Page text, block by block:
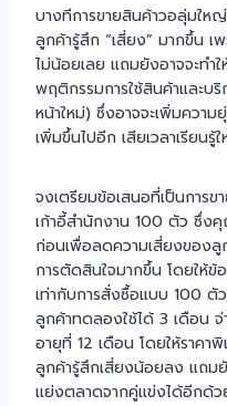
บางทีการขายสินค้าวอลุ่มใ
ลูกค้ารู้สึก “เสี่ยง” มากขึ้น เ
ไม่น้อยเลย แถมยังอาจจะทำ
พฤติกรรมการใช้สินค้าและบ
หน้าใหม่) ซึ่งอาจจะเพิ่มความ
เพิ่มขึ้นไปอีก เสียเวลาเรียนรู้
จงเตรียมข้อเสนอที่เป็นการ
เก้าอี้สำนักงาน 100 ตัว ซึ่ง
ก่อนเพื่อลดความเสี่ยงของลู
การตัดสินใจมากขึ้น โดยให้ข้
เท่ากับการสั่งซื้อแบบ 100 ตั
ลูกค้าทดลองใช้ได้ 3 เดือน
อายุที่ 12 เดือน โดยให้ราคา
ลูกค้ารู้สึกเสี่ยงน้อยลง แถม
แย่งตลาดจากคู่แข่งได้อีกด้ว